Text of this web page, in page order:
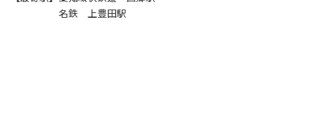
名鉄 上豊田駅